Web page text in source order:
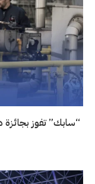
“سابك” تفوز بجائزة